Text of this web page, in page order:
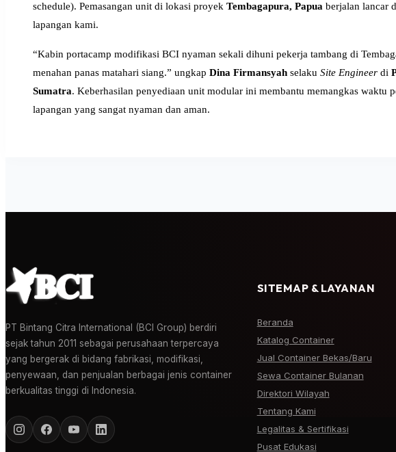
schedule). Pemasangan unit di lokasi proyek Tembagapura, Papua berjalan lancar
lapangan kami.
“Kabin portacamp modifikasi BCI nyaman sekali dihuni pekerja tambang di
menahan panas matahari siang.” ungkap Dina Firmansyah selaku Site Engineer di
Sumatra. Keberhasilan penyediaan unit modular ini membantu memangkas waktu
lapangan yang sangat nyaman dan aman.
PT Bintang Citra International (BCI Group) berdiri
sejak tahun 2011 sebagai perusahaan terpercaya
yang bergerak di bidang fabrikasi, modifikasi,
penyewaan, dan penjualan berbagai jenis container
berkualitas tinggi di Indonesia.
SITEMAP & LAYANAN
Beranda
Katalog Container
Jual Container Bekas/Baru
Sewa Container Bulanan
Direktori Wilayah
Tentang Kami
Legalitas & Sertifikasi
Pusat Edukasi